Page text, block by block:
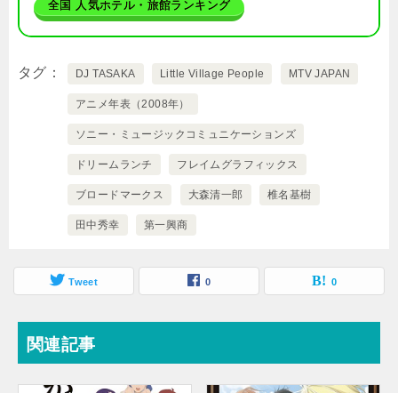
全国 人気ホテル・旅館ランキング
タグ DJ TASAKA Little Village People MTV JAPAN
アニメ年表（2008年）
ソニー・ミュージックコミュニケーションズ
ドリームランチ フレイムグラフィックス
ブロードマークス 大森清一郎 椎名基樹
田中秀幸 第一興商
Tweet 0 0
関連記事